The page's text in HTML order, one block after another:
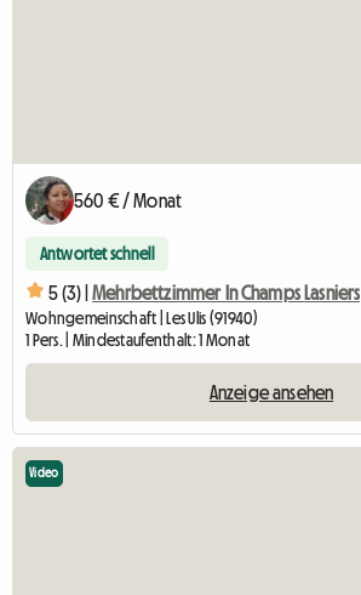
560 € / Monat
Antwortet schnell
5 (3) | Mehrbettzimmer In Champs Lasniers
Wohngemeinschaft | Les Ulis (91940)
1 Pers. | Mindestaufenthalt: 1 Monat
Anzeige ansehen
Video